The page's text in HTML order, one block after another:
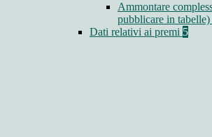
Ammontare
pubblicare in tabelle)
Dati relativi ai premi 5